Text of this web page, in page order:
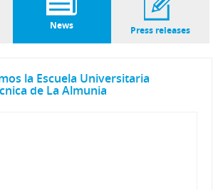
News Press releases
la Escuela Universitaria
de La Almunia